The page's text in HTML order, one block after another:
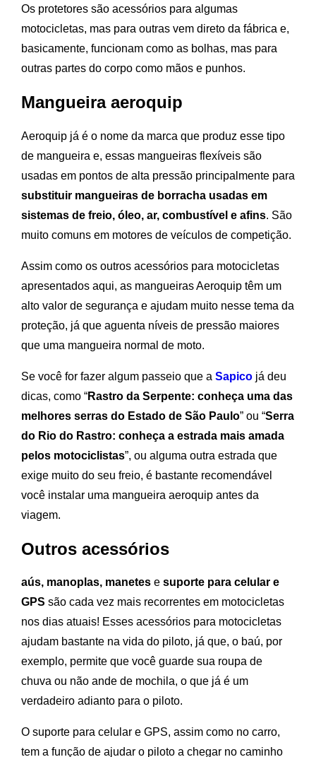
Os protetores são acessórios para algumas
motocicletas, mas para outras vem direto da fábrica e,
basicamente, funcionam como as bolhas, mas para
outras partes do corpo como mãos e punhos.
Mangueira aeroquip
Aeroquip já é o nome da marca que produz esse tipo
de mangueira e, essas mangueiras flexíveis são
usadas em pontos de alta pressão principalmente para
substituir mangueiras de borracha usadas em
sistemas de freio, óleo, ar, combustível e afins. São
muito comuns em motores de veículos de competição.
Assim como os outros acessórios para motocicletas
apresentados aqui, as mangueiras Aeroquip têm um
alto valor de segurança e ajudam muito nesse tema da
proteção, já que aguenta níveis de pressão maiores
que uma mangueira normal de moto.
Se você for fazer algum passeio que a Sapico já deu
dicas, como “Rastro da Serpente: conheça uma das
melhores serras do Estado de São Paulo” ou “Serra
do Rio do Rastro: conheça a estrada mais amada
pelos motociclistas”, ou alguma outra estrada que
exige muito do seu freio, é bastante recomendável
você instalar uma mangueira aeroquip antes da
viagem.
Outros acessórios
aús, manoplas, manetese suporte para celular e
GPS são cada vez mais recorrentes em motocicletas
nos dias atuais! Esses acessórios para motocicletas
ajudam bastante na vida do piloto, já que, o baú, por
exemplo, permite que você guarde sua roupa de
chuva ou não ande de mochila, o que já é um
verdadeiro adianto para o piloto.
O suporte para celular e GPS, assim como no carro,
tem a função de ajudar o piloto a chegar no caminho